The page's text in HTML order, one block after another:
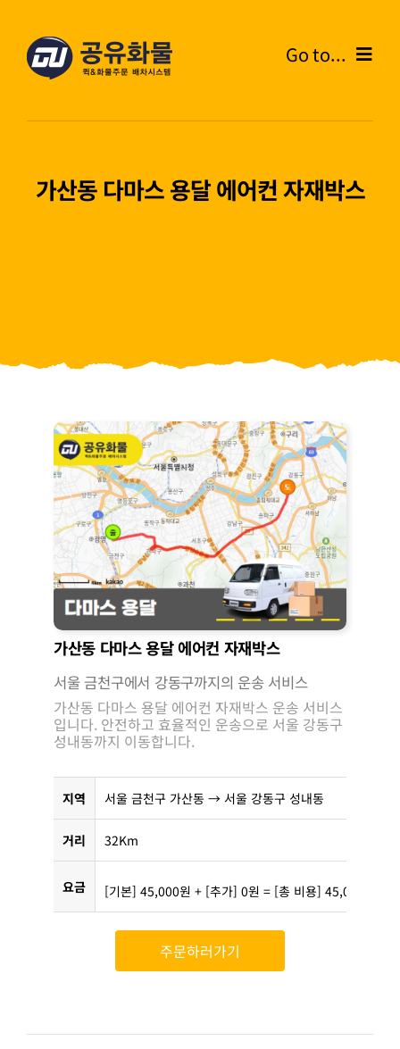
Go to...
블로그
가산동 다마스 용달 에어컨 자재박스
가산동 다마스 용달 에어컨 자재박스
서울 금천구에서 강동구까지의 운송 서비스
가산동 다마스 용달 에어컨 자재박스 운송 서비스
입니다. 안전하고 효율적인 운송으로 서울 강동구
성내동까지 이동합니다.
지역 서울 금천구 가산동 → 서울 강동구 성내동
거리 32Km
요금 [기본] 45,000원 + [추가] 0원 = [총 비용] 45,000원
주문하러가기